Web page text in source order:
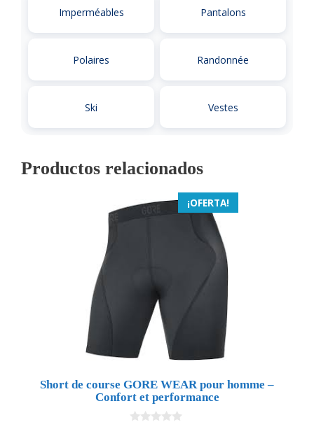
Imperméables Pantalons
Polaires Randonnée
Ski Vestes
Productos relacionados
¡OFERTA!
Short de course GORE WEAR pour homme –
Confort et performance